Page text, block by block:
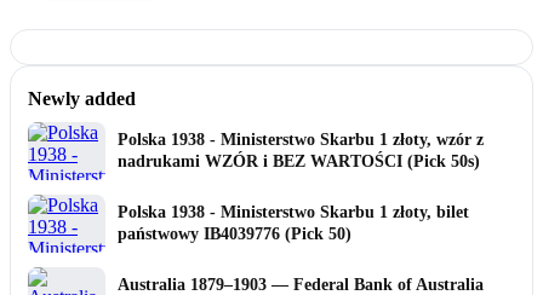
Newly added
Polska 1938 - Ministerstwo Skarbu 1 złoty, wzór z
nadrukami WZÓR i BEZ WARTOŚCI (Pick 50s)
Polska 1938 - Ministerstwo Skarbu 1 złoty, bilet
państwowy IB4039776 (Pick 50)
Australia 1879–1903 — Federal Bank of Australia